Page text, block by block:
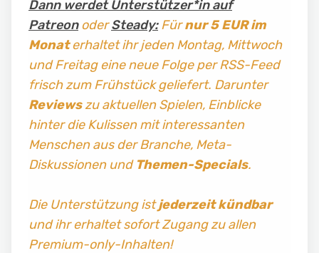
Dann werdet Unterstützer*in auf
PatreonoderSteady:Fürnur 5 EUR im
Monaterhaltet ihr jeden Montag, Mittwoch
und Freitag eine neue Folge per RSS-Feed
frisch zum Frühstück geliefert. Darunter
Reviewszu aktuellen Spielen, Einblicke
hinter die Kulissen mit interessanten
Menschen aus der Branche, Meta-
Diskussionen und Themen-Specials.
Die Unterstützung istjederzeit kündbar
und ihr erhaltet sofort Zugang zu allen
Premium-only-Inhalten!